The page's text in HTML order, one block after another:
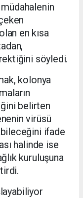
en kısa
söyledi.
kolonya
belirten
virüsü
ifade
halinde ise
kuruluşuna